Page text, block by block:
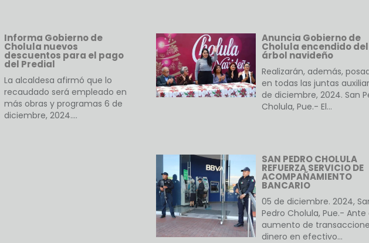
Informa Gobierno de
Cholula nuevos
descuentos para el pago
del Predial
La alcaldesa afirmó que lo
recaudado será empleado en
más obras y programas 6 de
diciembre, 2024.…
Anuncia Gobierno de
Cholula encendido del
árbol navideño
Realizarán, además,
en todas las juntas
de diciembre, 2024. San
Cholula, Pue.- El…
SAN PEDRO CHOLULA
REFUERZA SERVICIO DE
ACOMPAÑAMIENTO
BANCARIO
05 de diciembre. 2024,
Pedro Cholula, Pue.- Ante
aumento de
dinero en efectivo…